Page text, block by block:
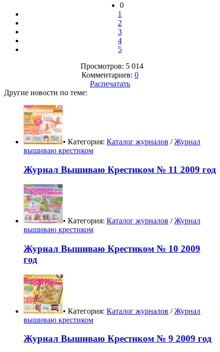
0
1
2
3
4
5
Просмотров: 5 014
Комментариев: 0
Распечатать
Другие новости по теме:
• Категория: Каталог журналов /Журнал
вышиваю крестиком
Журнал Вышиваю Крестиком № 11 2009 год
• Категория: Каталог журналов /Журнал
вышиваю крестиком
Журнал Вышиваю Крестиком № 10 2009
год
• Категория: Каталог журналов /Журнал
вышиваю крестиком
Журнал Вышиваю Крестиком № 9 2009 год